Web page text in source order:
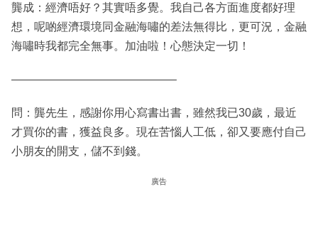
龔成：經濟唔好？其實唔多覺。我自己各方面進度都好理
想，呢啲經濟環境同金融海嘯的差法無得比，更可況，金融
海嘯時我都完全無事。加油啦！心態決定一切！
——————————————–
問：龔先生，感謝你用心寫書出書，雖然我已30歲，最近
才買你的書，獲益良多。現在苦惱人工低，卻又要應付自己
小朋友的開支，儲不到錢。
廣告